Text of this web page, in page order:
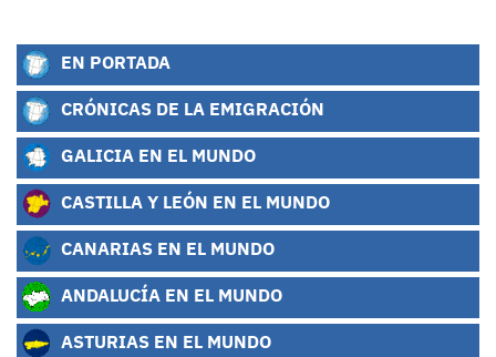
EN PORTADA
CRÓNICAS DE LA EMIGRACIÓN
GALICIA EN EL MUNDO
CASTILLA Y LEÓN EN EL MUNDO
CANARIAS EN EL MUNDO
ANDALUCÍA EN EL MUNDO
ASTURIAS EN EL MUNDO